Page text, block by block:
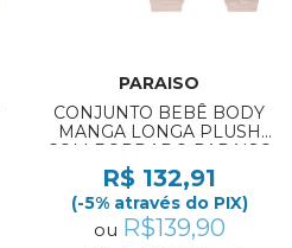
PARAISO
CONJUNTO BEBÊ BODY
MANGA LONGA PLUSH
COM BORDADO PARAISO
REF:19168 M/G
R$ 132,91
(-5% através do PIX)
ou R$139,90